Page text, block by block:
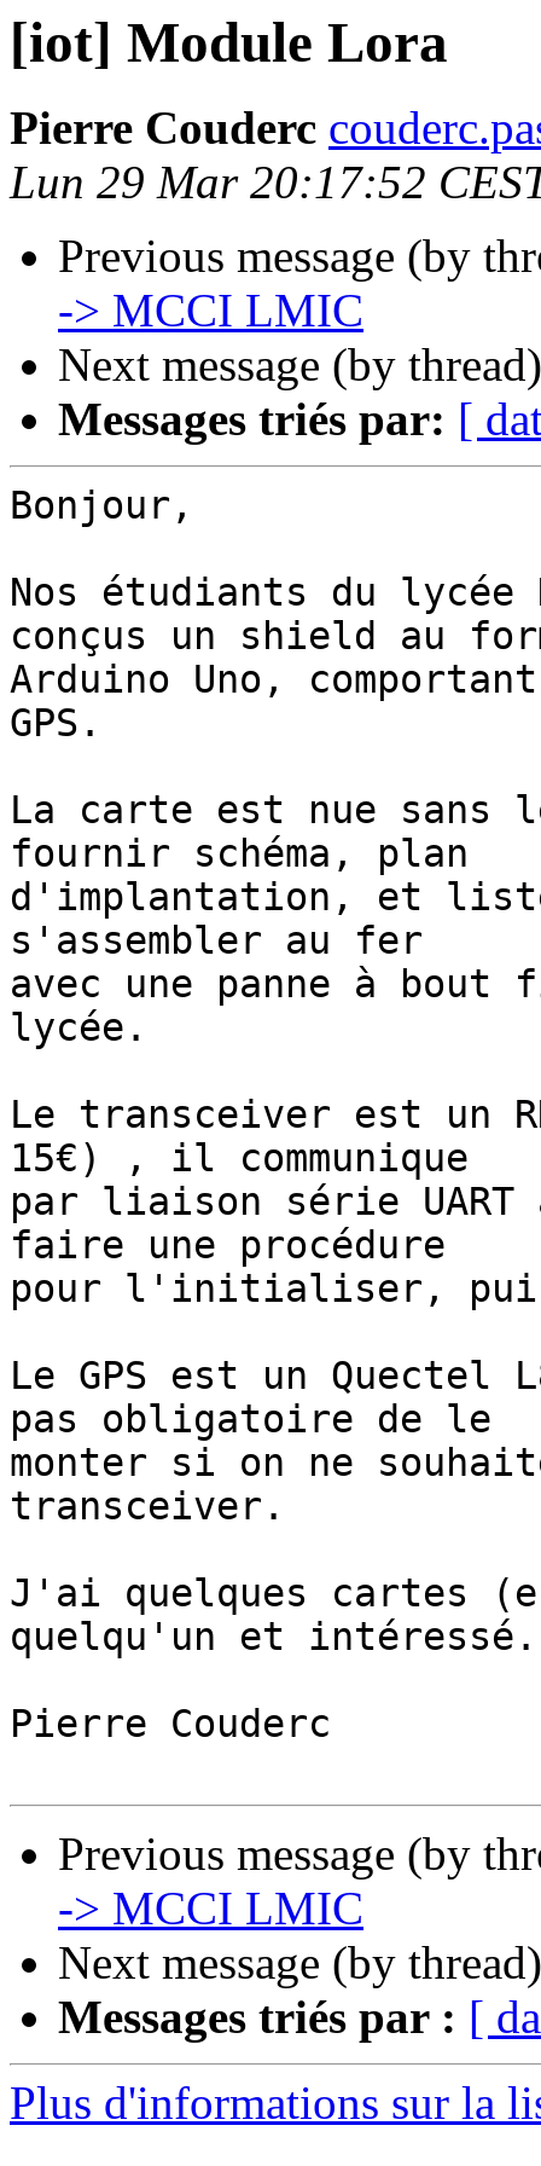
[iot] Module Lora
Pierre Couderc
Lun 29 Mar 20:17:52
Previous message (by
-> MCCI LMIC
Next message (by
Messages triés par: [
Bonjour,
Nos étudiants du lycée
conçus un shield au
Arduino Uno,
GPS.
La carte est nue sans
fournir schéma, plan
d'implantation, et liste
s'assembler au fer
avec une panne à
lycée.
Le transceiver est un
15€) , il communique
par liaison série
faire une procédure
pour l'initialiser, puis
Le GPS est un
pas obligatoire de le
monter si on ne
transceiver.
J'ai quelques cartes
quelqu'un et intéressé.
Pierre Couderc
Previous message (by
-> MCCI LMIC
Next message (by
Messages triés par : [
Plus d'informations sur la